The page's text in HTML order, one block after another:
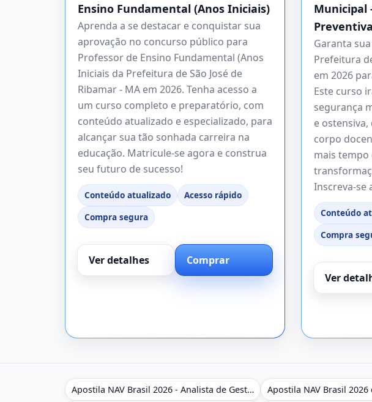
Ensino Fundamental (Anos Iniciais)
Aprenda a se destacar e conquistar sua
aprovação no concurso público para
Professor de Ensino Fundamental (Anos
Iniciais da Prefeitura de São José de
Ribamar - MA em 2026. Tenha acesso a
um curso completo e preparatório, com
conteúdo atualizado e especializado, para
alcançar sua tão sonhada carreira na
educação. Matricule-se agora e construa
seu futuro de sucesso!
Conteúdo atualizado
Acesso rápido
Compra segura
Ver detalhes Comprar
Municipal
Garanta
Prefeitura
em 2026
Este curso
segurança
e
corpo
mais tempo
Inscreva-se
Conteúdo
Compra
Ver
Apostila NAV Brasil 2026 - Analista de Gestão